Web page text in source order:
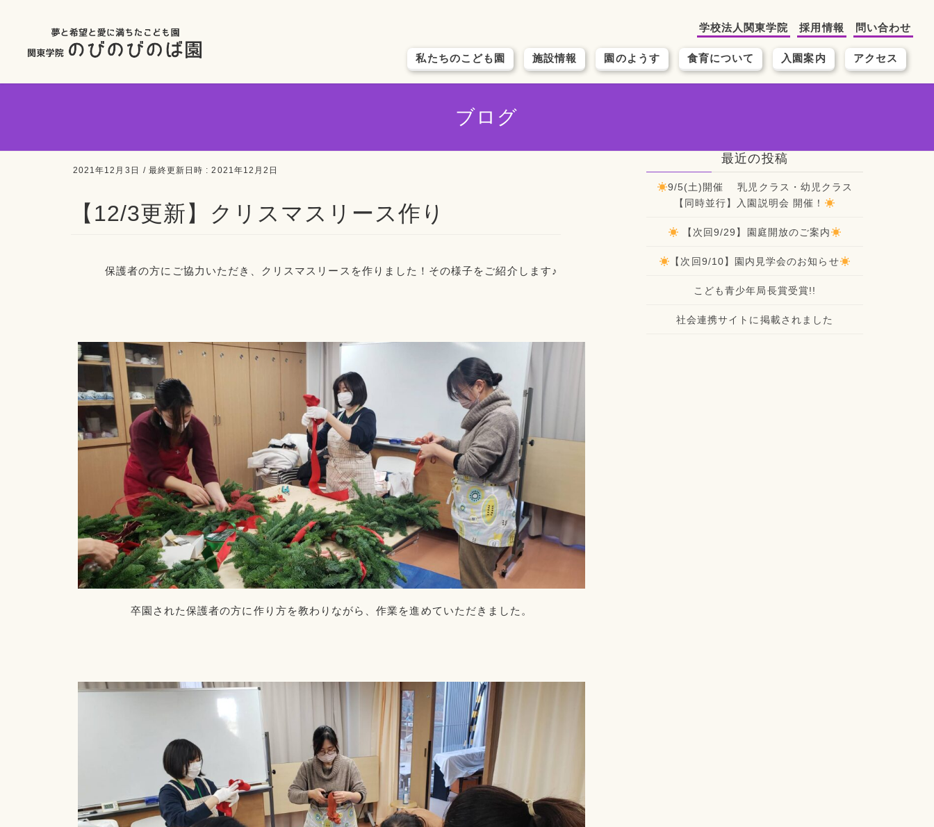
私たちのこども園 施設情報 園のようす 食育について 入園案内 アクセス
学校法人関東学院 採用情報 問い合わせ
ブログ
2021年12月3日 / 最終更新日時 :2021年12月2日
【12/3更新】クリスマスリース作り
保護者の方にご協力いただき、クリスマスリースを作りました！その様子をご紹介します♪
卒園された保護者の方に作り方を教わりながら、作業を進めていただきました。
最近の投稿
9/5(土)開催 乳児クラス・幼児クラス
【同時並行】入園説明会 開催！
【次回9/29】園庭開放のご案内
【次回9/10】園内見学会のお知らせ
こども青少年局長賞受賞!!
社会連携サイトに掲載されました